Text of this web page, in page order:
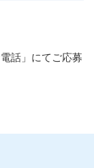
話」にてご応募